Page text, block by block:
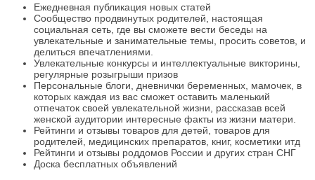
Ежедневная публикация новых статей
Сообщество продвинутых родителей, настоящая
социальная сеть, где вы сможете вести беседы на
увлекательные и занимательные темы, просить советов, и
делиться впечатлениями.
Увлекательные конкурсы и интеллектуальные викторины,
регулярные розыгрыши призов
Персональные блоги, дневнички беременных, мамочек, в
которых каждая из вас сможет оставить маленький
отпечаток своей увлекательной жизни, рассказав всей
женской аудитории интересные факты из жизни матери.
Рейтинги и отзывы товаров для детей, товаров для
родителей, медицинских препаратов, книг, косметики итд
Рейтинги и отзывы роддомов России и других стран СНГ
Доска бесплатных объявлений